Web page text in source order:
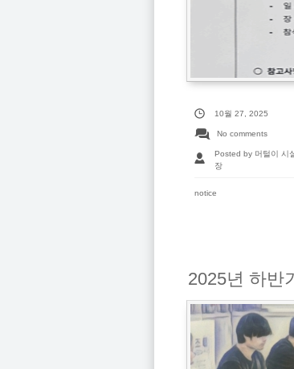
10월 27, 2025
No comments
Posted by 머털이 시
장
notice
2025년 하반